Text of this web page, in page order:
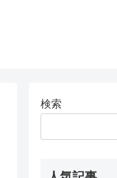
検索